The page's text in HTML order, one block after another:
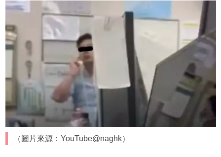
（圖片來源：YouTube@naghk）